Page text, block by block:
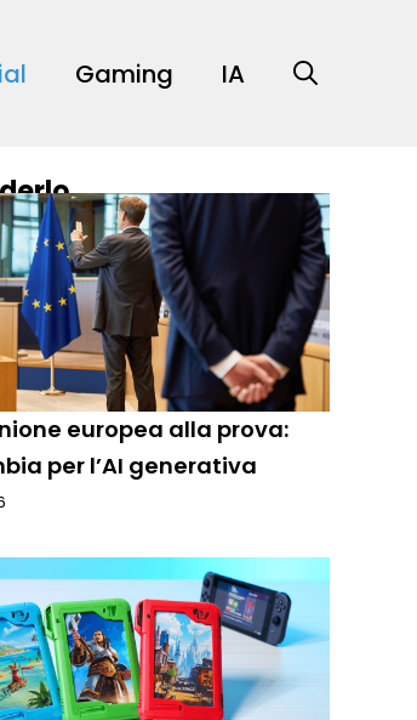
Gaming IA
europea alla prova:
per l’AI generativa